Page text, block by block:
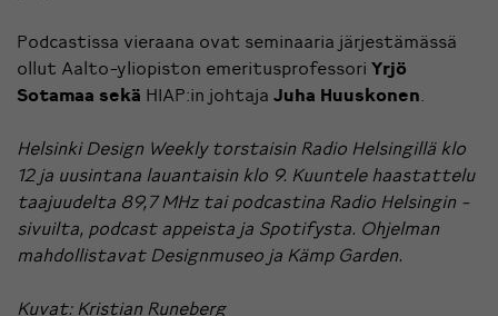
Podcastissa vieraana ovat seminaaria järjestämässä
ollut Aalto-yliopiston emeritusprofessori Yrjö
Sotamaa sekä HIAP:in johtaja Juha Huuskonen
Helsinki Design Weekly torstaisin Radio Helsingillä klo
12 ja uusintana lauantaisin klo 9. Kuuntele haastattelu
taajuudelta 89,7 MHz tai podcastina Radio Helsingin -
sivuilta, podcast appeista ja Spotifysta. Ohjelman
mahdollistavat Designmuseo ja Kämp Garden.
Kuvat: Kristian Runeberg